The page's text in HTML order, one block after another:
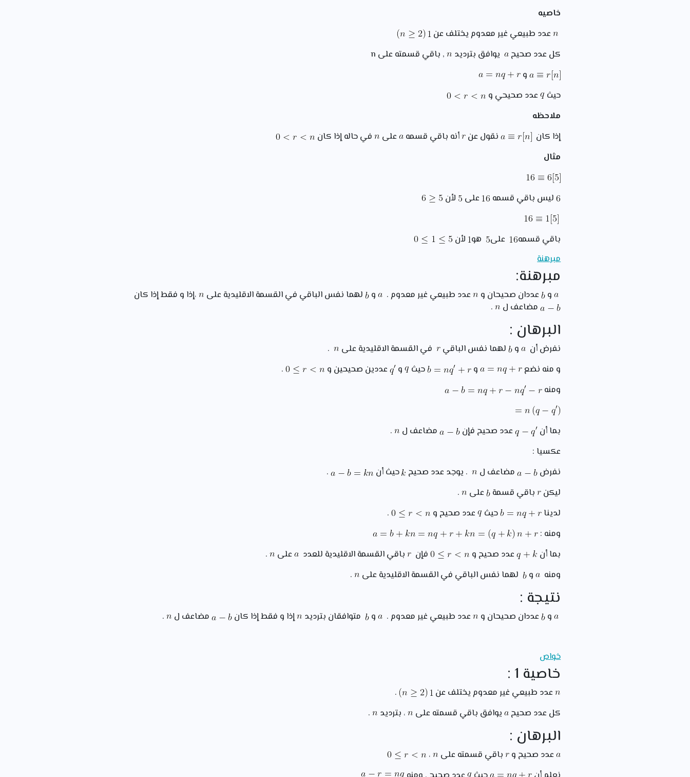
خاصيه
عدد طبيعي غير معدوم يختلف عن
كل عدد صحيح يوافق بترديد
, باقي قسمته على n
و
حيث عدد صحيحي و
ملاحظه
إذا كان
نقول عن أنه باقي قسمه على
في حاله إذا كان
مثال
ليس باقي قسمه على لأن
باقي قسمه على هو لأن
مبرهنة
مبرهنة:
و عددان صحيحان و عدد طبيعي غير معدوم . و لهما نفس الباقي في القسمة الاقليدية على
،إذا و فقط إذا كان
مضاعف ل
.
البرهان :
نفرض أن و لهما نفس الباقي في القسمة الاقليدية على
.
و منه نضع
و حيث و عددين صحيحين و
.
ومنه
بما أن عدد صحيح فإن مضاعف ل
.
عكسيا :
نفرض
مضاعف ل . يوجد عدد صحيح حيث أن
.
ليكن باقي قسمة على
.
لدينا
حيث عدد صحيح و
.
ومنه :
بما أن
عدد صحيح و فإن باقي القسمة الاقليدية للعدد على
.
ومنه
و لهما نفس الباقي في القسمة الاقليدية على .
نتيجة :
و عددان صحيحان و عدد طبيعي غير معدوم . و متوافقان بترديد إذا و فقط إذا كان مضاعف ل .
خواص
خاصية 1 :
عدد طبيعي غير معدوم يختلف عن
.
كل عدد صحيح يوافق باقي قسمته على ، بترديد .
البرهان :
عدد صحيح و باقي قسمته على
،